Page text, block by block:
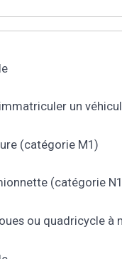
un
(catégorie M1)
(catégorie
ou quadricycle